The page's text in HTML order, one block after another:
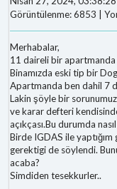
Görüntülenme: 6853 |
Merhabalar,
11 daireli bir
Binamızda eski tip bir
Apartmanda ben dahil 7
Lakin şöyle bir
ve karar defteri
açıkçası.Bu durumda
Birde IGDAS ile
gerektigi de söylendi.
acaba?
Simdiden tesekkurler..